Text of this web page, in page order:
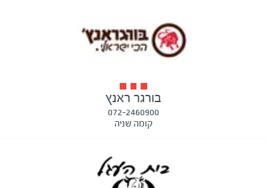
בורגר ראנץ
072-2460900
קומה שניה